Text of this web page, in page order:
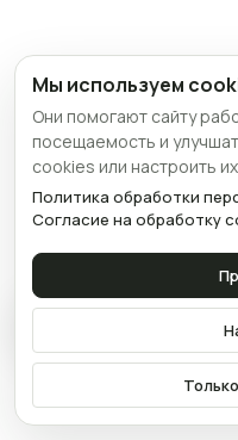
Связаться
Мы используем
Они помогают сайту
посещаемость и
cookies или настроить
Политика обработки
Согласие на обработку